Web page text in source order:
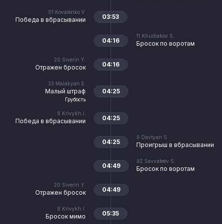
51 Kovalenko V.
Победа в вбрасывании 03:53
11 Khudiakov S.
Бросок по воротам
04:16
20 Siverin Y.
Отражен бросок 04:16
33 Malakyan E.
Малый штраф
Грубость
04:25
8 Krivykh I.
Победа в вбрасывании 04:25
9 Davtyan S.
Проигрыш в вбрасывании
04:25
92 Savvateev S.
Бросок по воротам
04:49
20 Siverin Y.
Отражен бросок 04:49
8 Krivykh I.
Бросок мимо 05:35